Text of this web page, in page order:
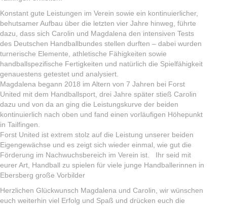
Konstant gute Leistungen im Verein sowie ein kontinuierlicher,
behutsamer Aufbau über die letzten vier Jahre hinweg, führte
dazu, dass sich Carolin und Magdalena den intensiven Tests
des Deutschen Handballbundes stellen durften – dabei wurden
turnerische Elemente, athletische Fähigkeiten sowie
handballspezifische Fertigkeiten und natürlich die Spielfähigkeit
genauestens getestet und analysiert.
Magdalena begann 2018 im Altern von 7 Jahren bei Forst
United mit dem Handballsport, drei Jahre später stieß Carolin
dazu und von da an ging die Leistungskurve der beiden
kontinuierlich nach oben und fand einen vorläufigen Höhepunkt
in Tailfingen.
Forst United ist extrem stolz auf die Leistung unserer beiden
Eigengewächse und es zeigt sich wieder einmal, wie gut die
Förderung im Nachwuchsbereich im Verein ist. Ihr seid mit
eurer Art, Handball zu spielen für viele junge Handballerinnen in
Ebersberg große Vorbilder
Herzlichen Glückwunsch Magdalena und Carolin, wir wünschen
euch weiterhin viel Erfolg und Spaß und drücken euch die